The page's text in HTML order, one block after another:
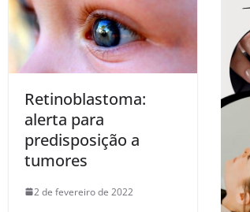
Retinoblastoma:
alerta para
predisposição a
tumores
2 de fevereiro de 2022